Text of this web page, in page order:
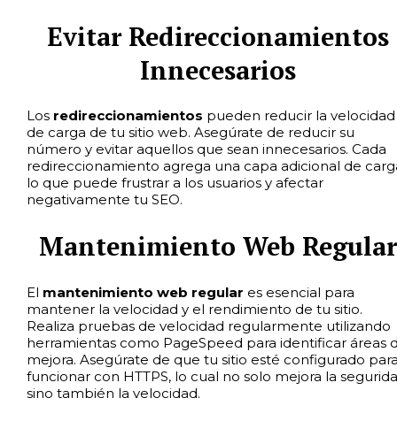
Evitar Redireccionamientos
Innecesarios
Los redireccionamientos pueden reducir la velocidad
de carga de tu sitio web. Asegúrate de reducir su
número y evitar aquellos que sean innecesarios. Cada
redireccionamiento agrega una capa adicional de
lo que puede frustrar a los usuarios y afectar
negativamente tu SEO.
Mantenimiento Web Regular
El mantenimiento web regular es esencial para
mantener la velocidad y el rendimiento de tu sitio.
Realiza pruebas de velocidad regularmente utilizando
herramientas como PageSpeed para identificar áreas
mejora. Asegúrate de que tu sitio esté configurado
funcionar con HTTPS, lo cual no solo mejora la
sino también la velocidad.